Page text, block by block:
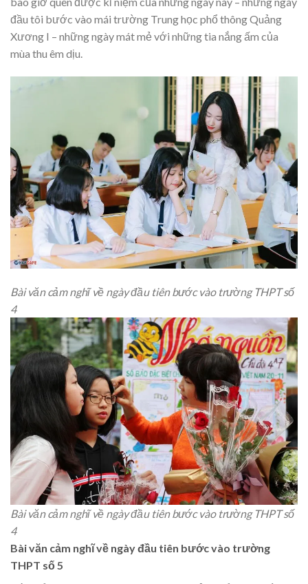
đầu tôi bước vào mái trường Trung học phổ thông Quảng
Xương I – những ngày mát mẻ với những tia nắng ấm của
mùa thu êm dịu.
Bài văn cảm nghĩ về ngày đầu tiên bước vào trường THPT số
4
Bài văn cảm nghĩ về ngày đầu tiên bước vào trường THPT số
4
Bài văn cảm nghĩ về ngày đầu tiên bước vào trường
THPT số 5